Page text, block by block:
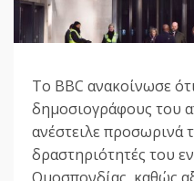
Το BBC ανακοίνωσε
δημοσιογράφους του
ανέστειλε προσωρινά
δραστηριότητές του